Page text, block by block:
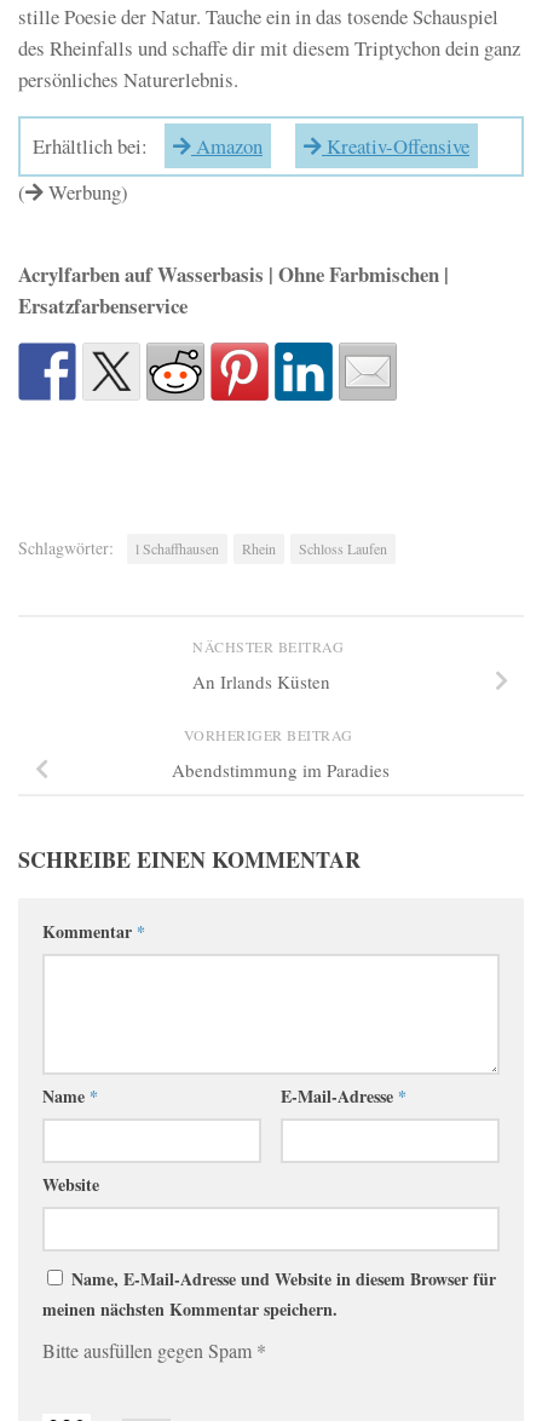
stille Poesie der Natur. Tauche ein in das tosende Schauspiel
des Rheinfalls und schaffe dir mit diesem Triptychon dein ganz
persönliches Naturerlebnis.
Erhältlich bei: Amazon
Kreativ-Offensive
(
Werbung)
Acrylfarben auf Wasserbasis | Ohne Farbmischen |
Ersatzfarbenservice
Schlagwörter: l Schaffhausen Rhein Schloss Laufen
NÄCHSTER BEITRAG
An Irlands Küsten
VORHERIGER BEITRAG
Abendstimmung im Paradies
SCHREIBE EINEN KOMMENTAR
Kommentar *
Name * E-Mail-Adresse *
Website
Name, E-Mail-Adresse und Website in diesem Browser für
meinen nächsten Kommentar speichern.
Bitte ausfüllen gegen Spam *